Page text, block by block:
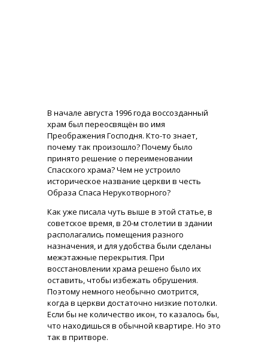
В начале августа 1996 года воссозданный
храм был переосвящён во имя
Преображения Господня. Кто-то знает,
почему так произошло? Почему было
принято решение о переименовании
Спасского храма? Чем не устроило
историческое название церкви в честь
Образа Спаса Нерукотворного?
Как уже писала чуть выше в этой статье, в
советское время, в 20-м столетии в здании
располагались помещения разного
назначения, и для удобства были сделаны
межэтажные перекрытия. При
восстановлении храма решено было их
оставить, чтобы избежать обрушения.
Поэтому немного необычно смотрится,
когда в церкви достаточно низкие потолки.
Если бы не количество икон, то казалось бы,
что находишься в обычной квартире. Но это
так в притворе.